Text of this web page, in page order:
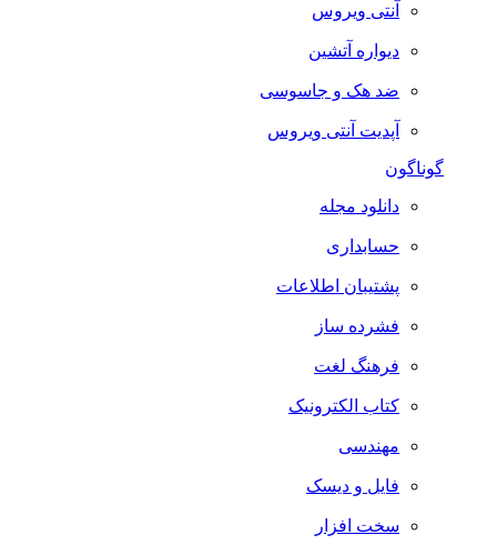
آنتی ویروس
دیواره آتشین
ضد هک و جاسوسی
آپدیت آنتی ویروس
گوناگون
دانلود مجله
حسابداری
پشتیبان اطلاعات
فشرده ساز
فرهنگ لغت
کتاب الکترونیک
مهندسی
فایل و دیسک
سخت افزار